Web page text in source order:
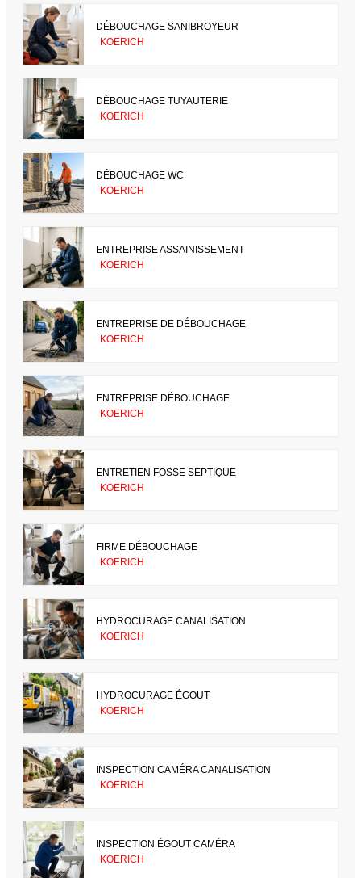
DÉBOUCHAGE SANIBROYEUR
KOERICH
DÉBOUCHAGE TUYAUTERIE
KOERICH
DÉBOUCHAGE WC
KOERICH
ENTREPRISE ASSAINISSEMENT
KOERICH
ENTREPRISE DE DÉBOUCHAGE
KOERICH
ENTREPRISE DÉBOUCHAGE
KOERICH
ENTRETIEN FOSSE SEPTIQUE
KOERICH
FIRME DÉBOUCHAGE
KOERICH
HYDROCURAGE CANALISATION
KOERICH
HYDROCURAGE ÉGOUT
KOERICH
INSPECTION CAMÉRA CANALISATION
KOERICH
INSPECTION ÉGOUT CAMÉRA
KOERICH